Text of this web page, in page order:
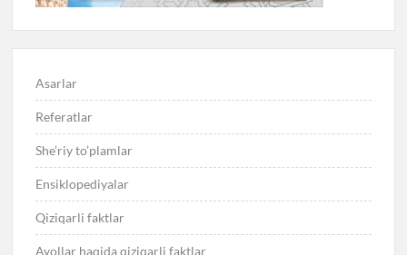
Asarlar
Referatlar
She’riy to’plamlar
Ensiklopediyalar
Qiziqarli faktlar
Ayollar haqida qiziqarli faktlar